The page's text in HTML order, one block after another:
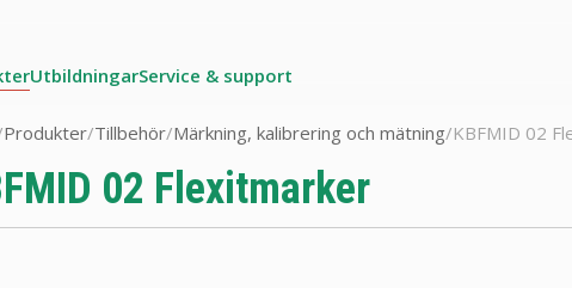
UtbildningarService & support
Produkter/Tillbehör/Märkning, kalibrering och mätning/KBFMID 02
02 Flexitmarker